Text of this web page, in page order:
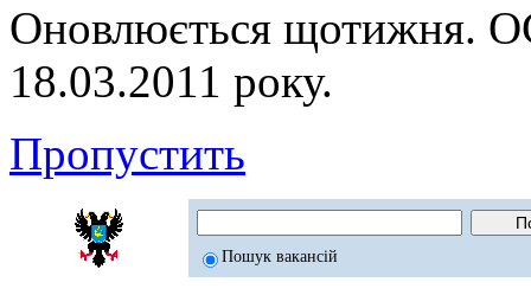
Оновлюється
18.03.2011 року.
Пропустить
Пошук вакансій